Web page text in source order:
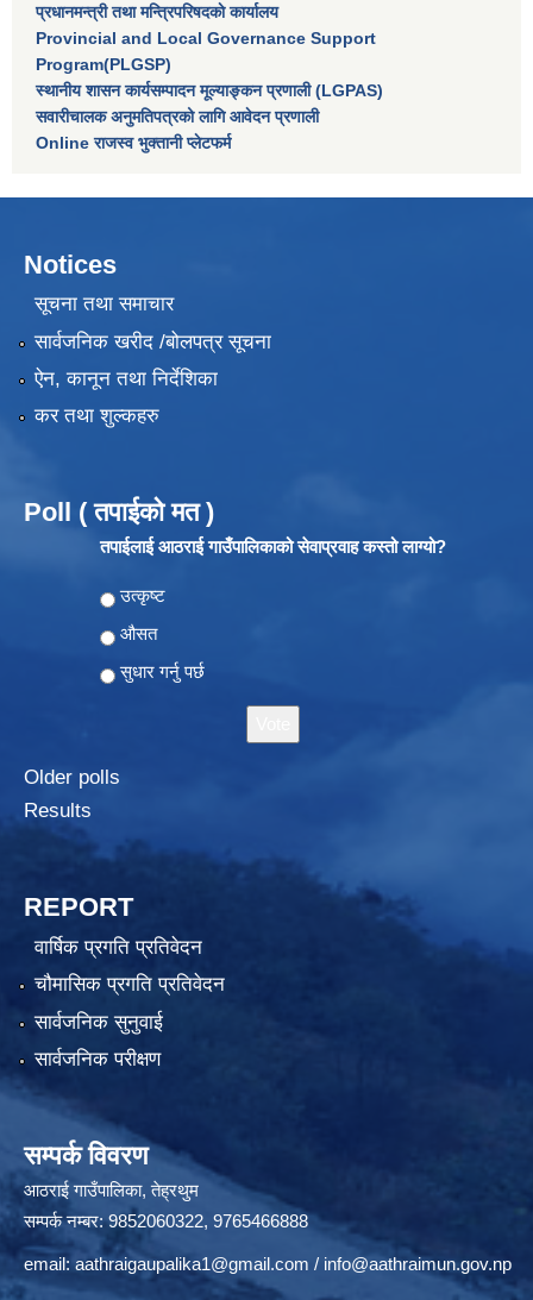
प्रधानमन्त्री तथा मन्त्रिपरिषदकाे कार्यालय
Provincial and Local Governance Support
Program(PLGSP)
स्थानीय शासन कार्यसम्पादन मूल्याङ्कन प्रणाली (LGPAS)
सवारीचालक अनुमतिपत्रको लागि आवेदन प्रणाली
Online राजस्व भुक्तानी प्लेटफर्म
Notices
सूचना तथा समाचार
सार्वजनिक खरीद /बोलपत्र सूचना
ऐन, कानून तथा निर्देशिका
कर तथा शुल्कहरु
Poll ( तपाईको मत )
तपाईलाई आठराई गाउँपालिकाको सेवाप्रवाह कस्तो लाग्यो?
Choices
उत्कृष्ट
औसत
सुधार गर्नु पर्छ
Older polls
Results
REPORT
वार्षिक प्रगति प्रतिवेदन
चौमासिक प्रगति प्रतिवेदन
सार्वजनिक सुनुवाई
सार्वजनिक परीक्षण
सम्पर्क विवरण
आठराई गाउँपालिका, तेह्रथुम
सम्पर्क नम्बर: 9852060322, 9765466888
email: aathraigaupalika1@gmail.com / info@aathraimun.gov.np